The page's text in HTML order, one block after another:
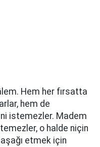
Hem her fırsatta
hem de
istemezler. Madem
o halde niçin
etmek için